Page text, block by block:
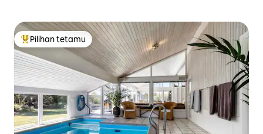
Pilihan utama tetamu
Pilihan tetamu